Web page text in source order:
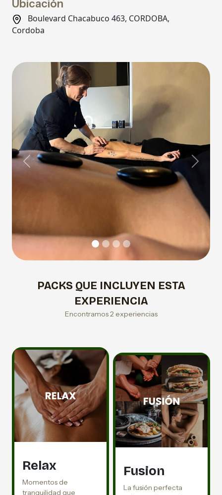
Ubicación
Boulevard Chacabuco 463, CORDOBA,
Cordoba
Previous Next
PACKS QUE INCLUYEN ESTA
EXPERIENCIA
Encontramos 2 experiencias
Relax
Momentos de
tranquilidad que
Fusion
La fusión perfecta